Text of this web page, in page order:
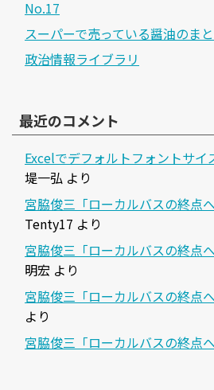
No.17
スーパーで売っている醤油のま
政治情報ライブラリ
最近のコメント
Excelでデフォルトフォントサイ
堤一弘 より
宮脇俊三「ローカルバスの終点
Tenty17 より
宮脇俊三「ローカルバスの終点
明宏 より
宮脇俊三「ローカルバスの終点
より
宮脇俊三「ローカルバスの終点